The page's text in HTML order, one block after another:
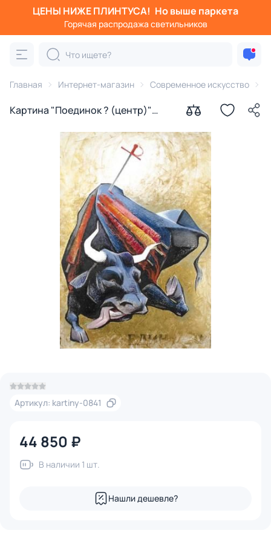
ЦЕНЫ НИЖЕ ПЛИНТУСА! Но выше паркета
Горячая распродажа светильников
Главная Интернет-магазин Современное искусство
Картина "Поединок ? (центр)"
Артикул: kartiny-0841
44 850 ₽
В наличии 1 шт.
Нашли дешевле?